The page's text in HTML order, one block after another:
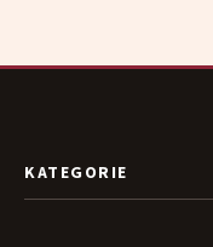
KATEGORIE